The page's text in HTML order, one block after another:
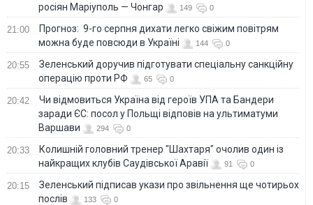
росіян Маріуполь — Чонгар
149 0
21:00
Прогноз: 9-го серпня дихати легко свіжим повітрям
можна буде повсюди в Україні
144 0
20:55
Зеленський доручив підготувати спеціальну санкційну
операцію проти РФ
65 0
20:42
Чи відмовиться Україна від героїв УПА та Бандери
заради ЄС: посол у Польщі відповів на ультиматуми
Варшави
294 0
20:33
Колишній головний тренер "Шахтаря" очолив один із
найкращих клубів Саудівської Аравії
91 0
20:15
Зеленський підписав укази про звільнення ще чотирьох
послів
133 0